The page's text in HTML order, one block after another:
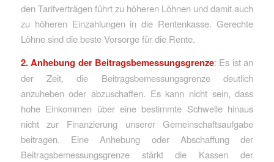
den Tarifverträgen führt zu höheren Löhnen und damit auch
zu höheren Einzahlungen in die Rentenkasse. Gerechte
Löhne sind die beste Vorsorge für die Rente.
2. Anhebung der Beitragsbemessungsgrenze: Es ist an
der Zeit, die Beitragsbemessungsgrenze deutlich
anzuheben oder abzuschaffen. Es kann nicht sein, dass
hohe Einkommen über eine bestimmte Schwelle hinaus
nicht zur Finanzierung unserer Gemeinschaftsaufgabe
beitragen. Eine Anhebung oder Abschaffung der
Beitragsbemessungsgrenze stärkt die Kassen der